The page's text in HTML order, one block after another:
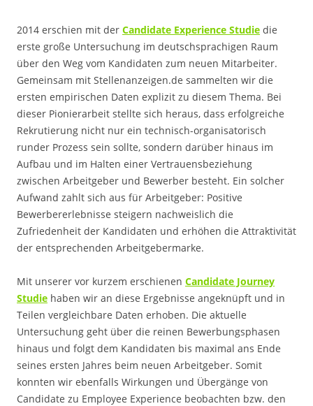
2014 erschien mit der Candidate Experience Studie die
erste große Untersuchung im deutschsprachigen Raum
über den Weg vom Kandidaten zum neuen Mitarbeiter.
Gemeinsam mit Stellenanzeigen.de sammelten wir die
ersten empirischen Daten explizit zu diesem Thema. Bei
dieser Pionierarbeit stellte sich heraus, dass erfolgreiche
Rekrutierung nicht nur ein technisch-organisatorisch
runder Prozess sein sollte, sondern darüber hinaus im
Aufbau und im Halten einer Vertrauensbeziehung
zwischen Arbeitgeber und Bewerber besteht. Ein solcher
Aufwand zahlt sich aus für Arbeitgeber: Positive
Bewerbererlebnisse steigern nachweislich die
Zufriedenheit der Kandidaten und erhöhen die Attraktivität
der entsprechenden Arbeitgebermarke.
Mit unserer vor kurzem erschienen Candidate Journey
Studie haben wir an diese Ergebnisse angeknüpft und in
Teilen vergleichbare Daten erhoben. Die aktuelle
Untersuchung geht über die reinen Bewerbungsphasen
hinaus und folgt dem Kandidaten bis maximal ans Ende
seines ersten Jahres beim neuen Arbeitgeber. Somit
konnten wir ebenfalls Wirkungen und Übergänge von
Candidate zu Employee Experience beobachten bzw. den